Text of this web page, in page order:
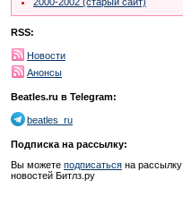
RSS:
Новости
Анонсы
Beatles.ru в Telegram:
beatles_ru
Подписка на рассылку:
Вы можете подписаться на рассылку
новостей Битлз.ру